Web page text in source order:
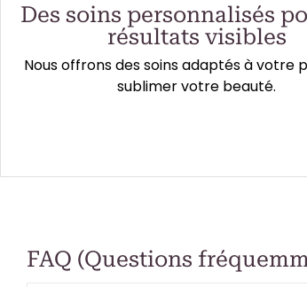
Des soins personnalisés
résultats visibles
Nous offrons des soins adaptés à votre
sublimer votre beauté.
FAQ (Questions